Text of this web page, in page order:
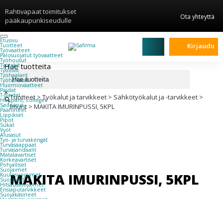
Rahtivapaat toimitukset
pääkaupunkiseudulle
Ota yhteyttä
Etusivu
Tuotteet
Työvaatteet
Palosuojatut työvaatteet
Työhousut
Työtakit
Työliivit
Työhaalarit
Työhanskat
Huomiovaatteet
Paidat
T-paidat
Hupparit, colleget
Sadeasut
Päähineet
Lippikset
Pipot
Sukat
Vyöt
Alusasut
Työ- ja turvakengät
Turvasaappaat
Turvasandaalit
Matalavartiset
Korkeavartiset
Pohjalliset
Suojaimet
Kuulosuojaimet
Suojalasit
Hitsaussuojaimet
Ensiaputarvikkeet
Suojakäsineet
Kirjaudu
Hae tuotteita
×
Tuotteet>Työkalut ja tarvikkeet > Sähkötyökalut ja -tarvikkeet >
Imurit > MAKITA IMURINPUSSI, 5KPL
MAKITA IMURINPUSSI, 5KPL